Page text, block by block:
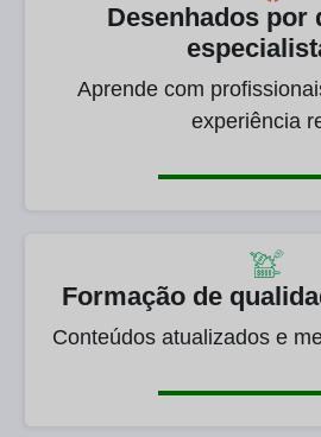
Desenhados por
Aprende com
experiência
Formação de
Conteúdos atualizados e